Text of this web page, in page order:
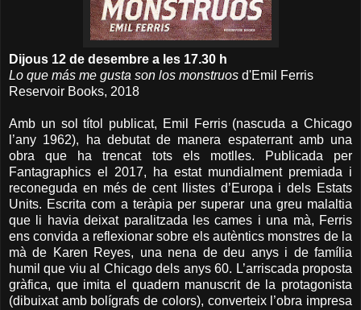
Dijous 12 de desembre a les 17.30 h
Lo que más me gusta son los monstruos d'Emil Ferris
Reservoir Books, 2018
Amb un sol títol publicat, Emil Ferris (nascuda a Chicago
l’any 1962), ha debutat de manera espaterrant amb una
obra que ha trencat tots els motlles. Publicada per
Fantagraphics el 2017, ha estat mundialment premiada i
reconeguda en més de cent llistes d’Europa i dels Estats
Units. Escrita com a teràpia per superar una greu malaltia
que li havia deixat paralitzada les cames i una mà, Ferris
ens convida a reflexionar sobre els autèntics monstres de la
mà de Karen Reyes, una nena de deu anys i de família
humil que viu al Chicago dels anys 60. L’arriscada proposta
gràfica, que imita el quadern manuscrit de la protagonista
(dibuixat amb bolígrafs de colors), converteix l’obra impresa